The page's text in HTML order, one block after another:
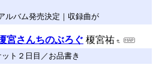
ルバム発売決定｜収録曲が
宮さんちのぶろぐ 榎宮祐
ット２日目／お品書き